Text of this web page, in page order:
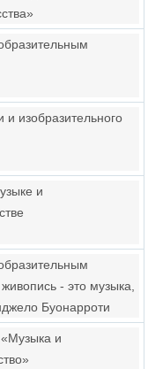
и изобразительного
и
- это музыка,
Буонарроти
и